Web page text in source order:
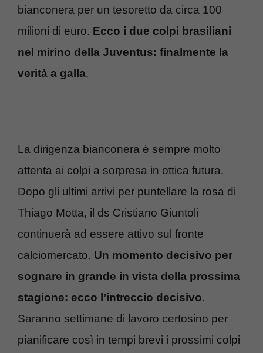
bianconera per un tesoretto da circa 100
milioni di euro. Ecco i due colpi brasiliani
nel mirino della Juventus: finalmente la
verità a galla.
La dirigenza bianconera è sempre molto
attenta ai colpi a sorpresa in ottica futura.
Dopo gli ultimi arrivi per puntellare la rosa di
Thiago Motta, il ds Cristiano Giuntoli
continuerà ad essere attivo sul fronte
calciomercato. Un momento decisivo per
sognare in grande in vista della prossima
stagione: ecco l’intreccio decisivo.
Saranno settimane di lavoro certosino per
pianificare così in tempi brevi i prossimi colpi